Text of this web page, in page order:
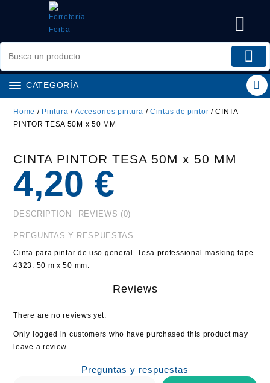
CATEGORÍA
Home / Pintura /Accesorios pintura /Cintas de pintor / CINTA
PINTOR TESA 50M x 50 MM
CINTA PINTOR TESA 50M x 50 MM
4,20 €
DESCRIPTION REVIEWS (0)
PREGUNTAS Y RESPUESTAS
Cinta para pintar de uso general. Tesa professional masking tape
4323. 50 m x 50 mm.
Reviews
There are no reviews yet.
Only logged in customers who have purchased this product may
leave a review.
Preguntas y respuestas